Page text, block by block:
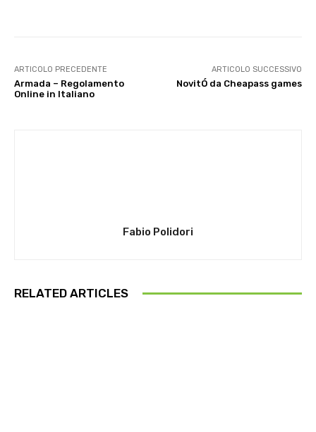
ARTICOLO PRECEDENTE
Armada – Regolamento
Online in Italiano
ARTICOLO SUCCESSIVO
NovitÓ da Cheapass games
Fabio Polidori
RELATED ARTICLES